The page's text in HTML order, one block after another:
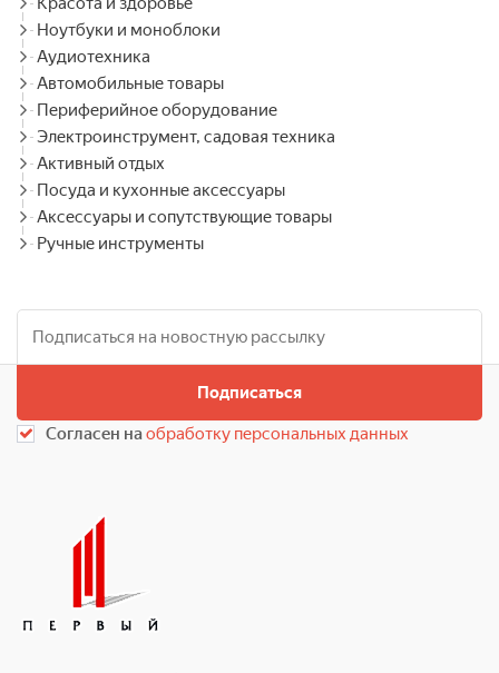
Ноутбуки и моноблоки
Аудиотехника
Автомобильные товары
Периферийное оборудование
Электроинструмент, садовая техника
Активный отдых
Посуда и кухонные аксессуары
Аксессуары и сопутствующие товары
Ручные инструменты
Подписаться
Согласен наобработку персональных данных